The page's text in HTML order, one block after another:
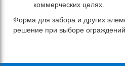
коммерческих целях.
Форма для забора и других
решение при выборе